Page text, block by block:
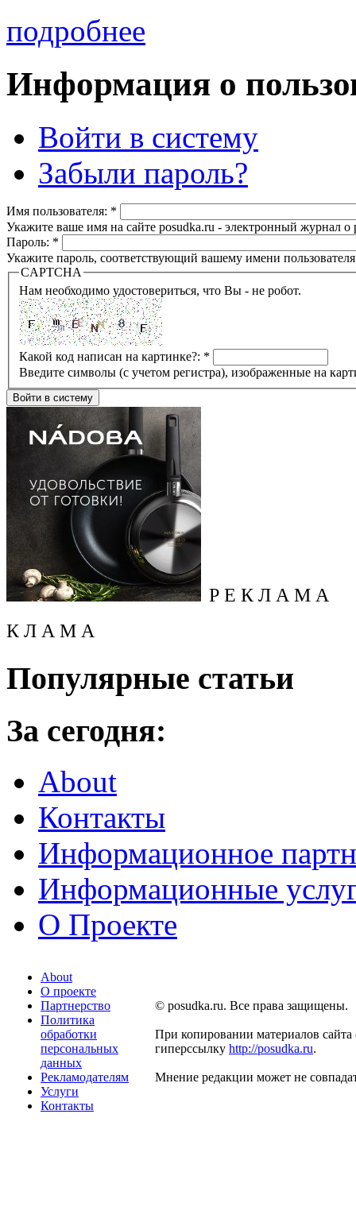
подробнее
Информация о
Войти в систему
Забыли пароль?
Имя пользователя: *
Укажите ваше имя на сайте posudka.ru - электронный журнал
Пароль: *
Укажите пароль, соответствующий вашему имени
CAPTCHA
Нам необходимо удостовериться, что Вы - не робот.
Какой код написан на картинке?: *
Введите символы (с учетом регистра), изображенные на
Р Е К Л А М А
К Л А М А
Популярные статьи
За сегодня:
About
Контакты
Информационное
Информационные
О Проекте
About
О проекте
Партнерство
Политика
обработки
персональных
данных
Рекламодателям
Услуги
Контакты
© posudka.ru. Все права защищены.
При копировании материалов сайта
гиперссылку http://posudka.ru.
Мнение редакции может не